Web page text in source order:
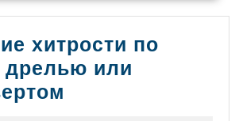
хитрости по
дрелью или